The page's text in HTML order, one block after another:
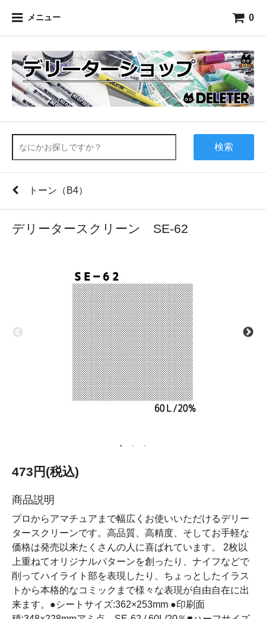
メニュー 0
検索
トーン（B4）
デリータースクリーン SE-62
473円(税込)
商品説明
プロからアマチュアまで幅広くお使いいただけるデリー
タースクリーンです。高品質、高精度、そしてお手軽な
価格は発売以来たくさんの人に喜ばれています。 2枚以
上重ねてオリジナルパターンを創ったり、ナイフなどで
削ってハイライト部を表現したり、ちょっとしたイラス
トから本格的なコミックまで様々な表現が自由自在に出
来ます。●シートサイズ:362×253mm ●印刷面